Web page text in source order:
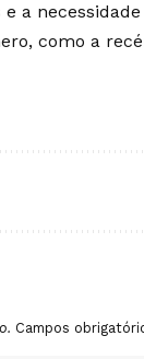
a
como a
Campos